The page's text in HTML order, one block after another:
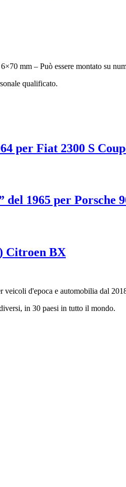
mm – Può essere montato su
qualificato.
per Fiat 2300 S
1965 per Porsche
Citroen BX
veicoli d'epoca e automobilia dal
in 30 paesi in tutto il mondo.